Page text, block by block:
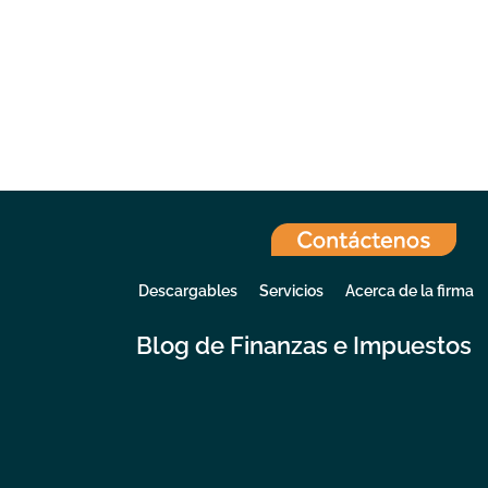
Descargables Servicios Acerca de la firma
Blog de Finanzas e Impuestos